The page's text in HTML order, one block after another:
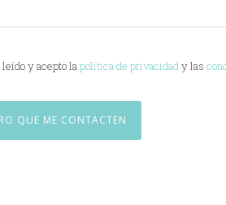
leído y acepto lapolítica de privacidady las